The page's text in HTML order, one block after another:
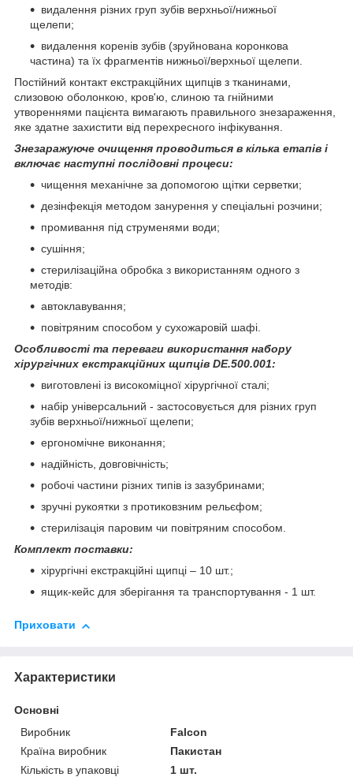
видалення різних груп зубів верхньої/нижньої
щелепи;
видалення коренів зубів (зруйнована коронкова
частина) та їх фрагментів нижньої/верхньої щелепи.
Постійний контакт екстракційних щипців з тканинами,
слизовою оболонкою, кров'ю, слиною та гнійними
утвореннями пацієнта вимагають правильного знезараження,
яке здатне захистити від перехресного інфікування.
Знезаражуюче очищення проводиться в кілька етапів і
включає наступні послідовні процеси:
чищення механічне за допомогою щітки серветки;
дезінфекція методом занурення у спеціальні розчини;
промивання під струменями води;
сушіння;
стерилізаційна обробка з використанням одного з
методів:
автоклавування;
повітряним способом у сухожаровій шафі.
Особливості та переваги використання набору
хірургічних екстракційних щипців DE.500.001:
виготовлені із високоміцної хірургічної сталі;
набір універсальний - застосовується для різних груп
зубів верхньої/нижньої щелепи;
ергономічне виконання;
надійність, довговічність;
робочі частини різних типів із зазубринами;
зручні рукоятки з протиковзним рельєфом;
стерилізація паровим чи повітряним способом.
Комплект поставки:
хірургічні екстракційні щипці – 10 шт.;
ящик-кейс для зберігання та транспортування - 1 шт.
Приховати
Характеристики
Основні
Виробник
Falcon
Країна виробник
Пакистан
Кількість в упаковці
1 шт.